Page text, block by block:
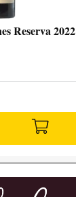
Reserva 2022